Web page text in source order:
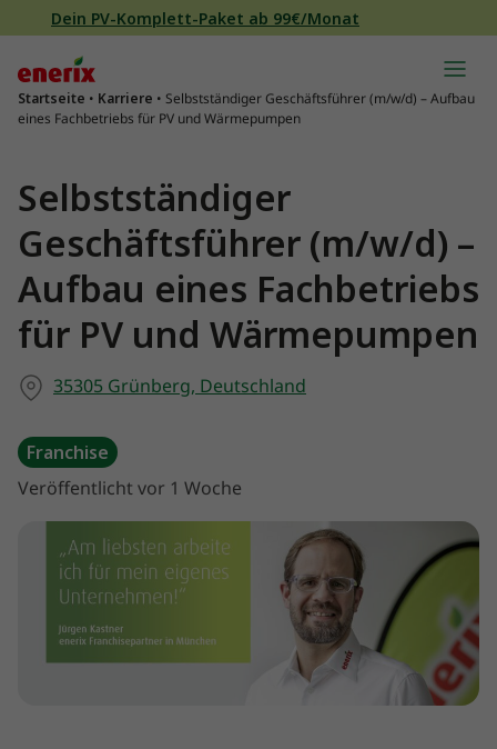
Direkt zum Inhalt wechseln
Dein PV-Komplett-Paket ab 99€/Monat
Hauptnavigation
Startseite • Karriere • Selbstständiger Geschäftsführer (m/w/d) – Aufbau
eines Fachbetriebs für PV und Wärmepumpen
Selbstständiger
Geschäftsführer (m/w/d) –
Aufbau eines Fachbetriebs
für PV und Wärmepumpen
35305 Grünberg, Deutschland
Franchise
Veröffentlicht vor 1 Woche